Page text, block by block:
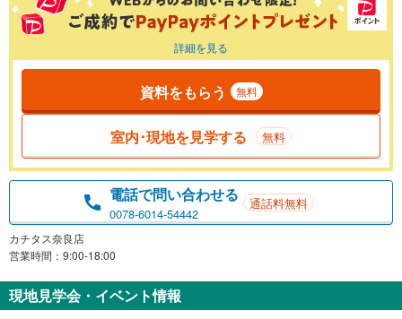
詳細を見る
資料をもらう 無料
室内･現地を見学する 無料
電話で問い合わせる
0078-6014-54442
通話料無料
カチタス奈良店
営業時間：9:00-18:00
現地見学会・イベント情報